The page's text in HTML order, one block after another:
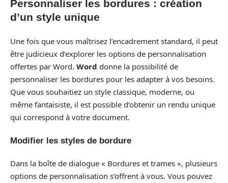
Personnaliser les bordures : création
d’un style unique
Une fois que vous maîtrisez l’encadrement standard, il peut
être judicieux d’explorer les options de personnalisation
offertes par Word. Word donne la possibilité de
personnaliser les bordures pour les adapter à vos besoins.
Que vous souhaitiez un style classique, moderne, ou
même fantaisiste, il est possible d’obtenir un rendu unique
qui correspond à votre document.
Modifier les styles de bordure
Dans la boîte de dialogue « Bordures et trames », plusieurs
options de personnalisation s’offrent à vous. Vous pouvez